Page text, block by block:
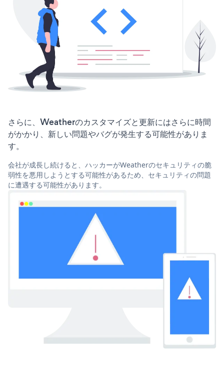
さらに、Weatherのカスタマイズと更新にはさらに時間
がかかり、新しい問題やバグが発生する可能性がありま
す。
会社が成長し続けると、ハッカーがWeatherのセキュリティの脆
弱性を悪用しようとする可能性があるため、セキュリティの問題
に遭遇する可能性があります。